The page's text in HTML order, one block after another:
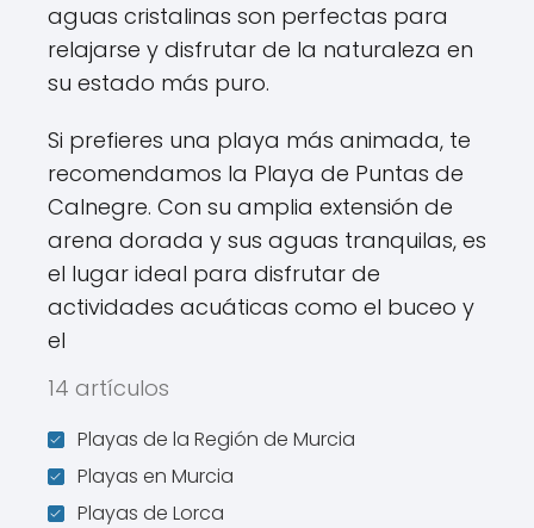
aguas cristalinas son perfectas para
relajarse y disfrutar de la naturaleza en
su estado más puro.
Si prefieres una playa más animada, te
recomendamos la Playa de Puntas de
Calnegre. Con su amplia extensión de
arena dorada y sus aguas tranquilas, es
el lugar ideal para disfrutar de
actividades acuáticas como el buceo y
el
14 artículos
Playas de la Región de Murcia
Playas en Murcia
Playas de Lorca